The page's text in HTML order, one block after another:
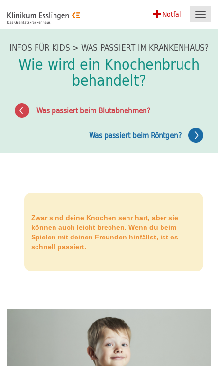
Notfall
INFOS FÜR KIDS > WAS PASSIERT IM KRANKENHAUS?
Wie wird ein Knochenbruch
behandelt?
Was passiert beim Blutabnehmen?
Was passiert beim Röntgen?
Zwar sind deine Knochen sehr hart, aber sie
können auch leicht brechen. Wenn du beim
Spielen mit deinen Freunden hinfällst, ist es
schnell passiert.